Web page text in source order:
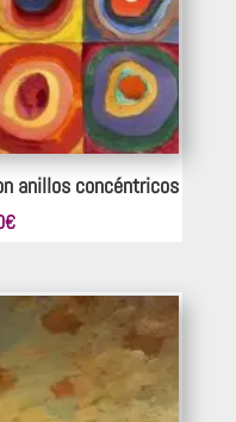
anillos concéntricos
€Rango
desde
198€
hasta
330€